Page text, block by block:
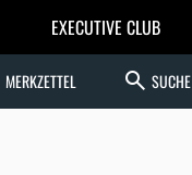
EXECUTIVE CLUB
MERKZETTEL search SUCHE